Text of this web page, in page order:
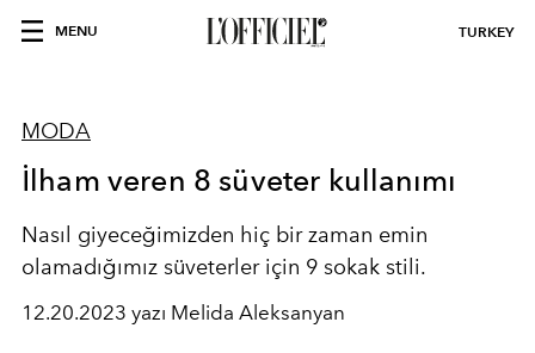
MENU TURKEY
MODA
İlham veren 8 süveter kullanımı
Nasıl giyeceğimizden hiç bir zaman emin
olamadığımız süveterler için 9 sokak stili.
12.20.2023 yazı Melida Aleksanyan